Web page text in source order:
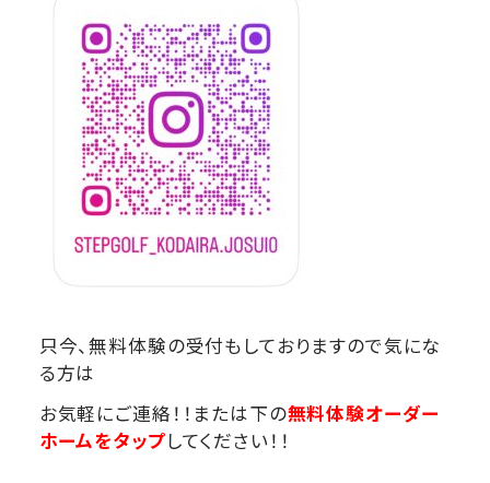
只今、無料体験の受付もしておりますので気にな
る方は
お気軽にご連絡！！または下の無料体験オーダー
ホームをタップしてください！！